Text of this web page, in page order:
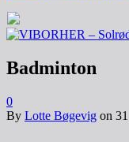
Badminton
0
By Lotte Bøgevig on